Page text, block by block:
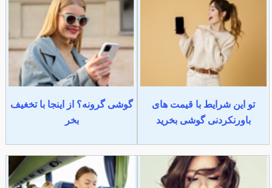
تو این شرایط با قیمت های
باورنکردنی گوشی بخرید
گوشی گرونه؟ از اینجا با تخغیف
بخر